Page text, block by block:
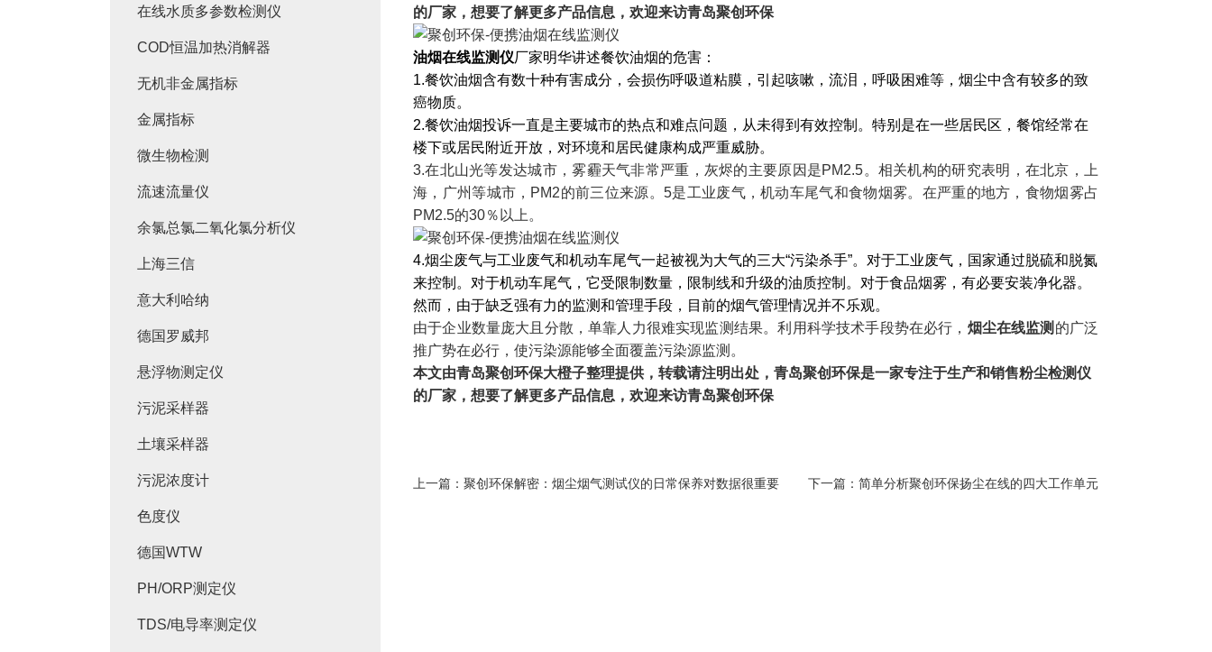
的厂家，想要了解更多产品信息，欢迎来访青岛聚创环保
油烟在线监测仪厂家明华讲述餐饮油烟的危害：
1.餐饮油烟含有数十种有害成分，会损伤呼吸道粘膜，引起咳嗽，流泪，呼吸困难等，烟尘中含有较多的致
癌物质。
2.餐饮油烟投诉一直是主要城市的热点和难点问题，从未得到有效控制。特别是在一些居民区，餐馆经常在
楼下或居民附近开放，对环境和居民健康构成严重威胁。
3.在北山光等发达城市，雾霾天气非常严重，灰烬的主要原因是PM2.5。相关机构的研究表明，在北京，上
海，广州等城市，PM2的前三位来源。5是工业废气，机动车尾气和食物烟雾。在严重的地方，食物烟雾占
PM2.5的30％以上。
4.烟尘废气与工业废气和机动车尾气一起被视为大气的三大“污染杀手”。对于工业废气，国家通过脱硫和脱氮
来控制。对于机动车尾气，它受限制数量，限制线和升级的油质控制。对于食品烟雾，有必要安装净化器。
然而，由于缺乏强有力的监测和管理手段，目前的烟气管理情况并不乐观。
由于企业数量庞大且分散，单靠人力很难实现监测结果。利用科学技术手段势在必行， 烟尘在线监测 的广泛
推广势在必行，使污染源能够全面覆盖污染源监测。
本文由青岛聚创环保大橙子整理提供，转载请注明出处，青岛聚创环保是一家专注于生产和销售粉尘检测仪
的厂家，想要了解更多产品信息，欢迎来访青岛聚创环保
下一篇： 简单分析聚创环保扬尘在线的四大工作单元
上一篇： 聚创环保解密：烟尘烟气测试仪的日常保养对数据很重要
在线水质多参数检测仪
COD恒温加热消解器
无机非金属指标
金属指标
微生物检测
流速流量仪
余氯总氯二氧化氯分析仪
上海三信
意大利哈纳
德国罗威邦
悬浮物测定仪
污泥采样器
土壤采样器
污泥浓度计
色度仪
德国WTW
PH/ORP测定仪
TDS/电导率测定仪